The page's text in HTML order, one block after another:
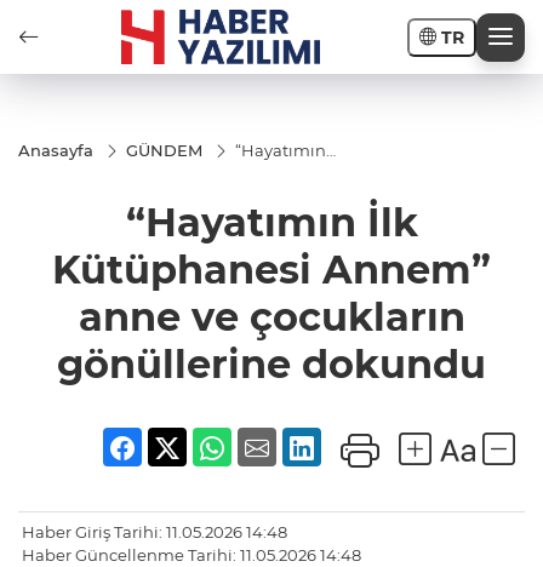
TR
Anasayfa GÜNDEM
“Hayatımın
Annem”
anne ve
gönüllerine
dokundu
“Hayatımın İlk
Kütüphanesi Annem”
anne ve çocukların
gönüllerine dokundu
Haber Giriş Tarihi: 11.05.2026 14:48
Haber Güncellenme Tarihi: 11.05.2026 14:48